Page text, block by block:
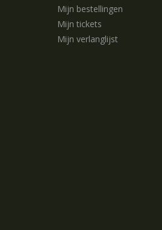
Mijn bestellingen
Mijn tickets
Mijn verlanglijst